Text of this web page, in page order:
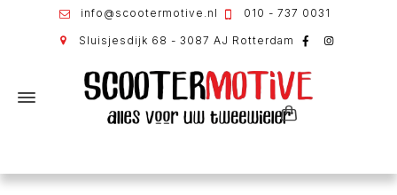
info@scootermotive.nl 010 - 737 0031
Sluisjesdijk 68 - 3087 AJ Rotterdam